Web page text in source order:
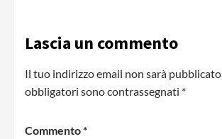
Lascia un commento
Il tuo indirizzo email non sarà pubblicato.
obbligatori sono contrassegnati *
Commento*